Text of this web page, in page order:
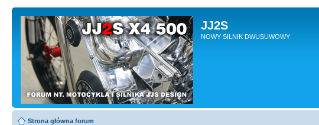
JJ2S
NOWY SILNIK DWUSUWOWY
Strona główna forum